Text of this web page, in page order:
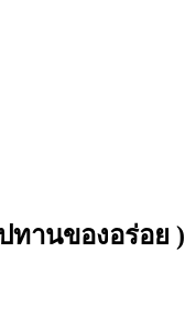
ทานของอร่อย )